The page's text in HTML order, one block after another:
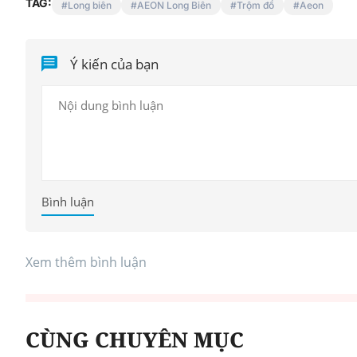
TAG: Long biên AEON Long Biên Trộm đồ Aeon
Ý kiến của bạn
Bình luận
Xem thêm bình luận
CÙNG CHUYÊN MỤC